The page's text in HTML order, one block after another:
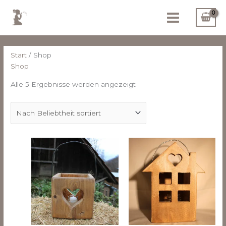
Inhalt
springen
Start / Shop
Shop
Alle 5 Ergebnisse werden angezeigt
Beliebtheit